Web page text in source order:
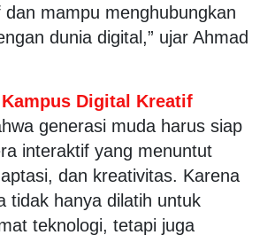
dan mampu menghubungkan
dunia digital,” ujar Ahmad
Kampus Digital Kreatif
generasi muda harus siap
interaktif yang menuntut
dan kreativitas. Karena
tidak hanya dilatih untuk
teknologi, tetapi juga